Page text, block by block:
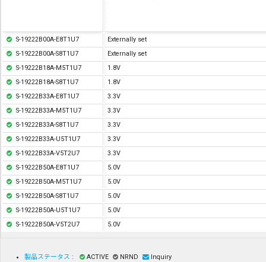
S-19222B00A-E8T1U7
Externally set
S-19222B00A-S8T1U7
Externally set
S-19222B18A-M5T1U7
1.8V
S-19222B18A-S8T1U7
1.8V
S-19222B33A-E8T1U7
3.3V
S-19222B33A-M5T1U7
3.3V
S-19222B33A-S8T1U7
3.3V
S-19222B33A-U5T1U7
3.3V
S-19222B33A-V5T2U7
3.3V
S-19222B50A-E8T1U7
5.0V
S-19222B50A-M5T1U7
5.0V
S-19222B50A-S8T1U7
5.0V
S-19222B50A-U5T1U7
5.0V
S-19222B50A-V5T2U7
5.0V
製品ステータス : ACTIVE NRND
Inquiry